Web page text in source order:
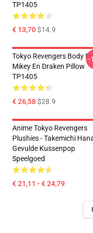
TP1405
€ 13,70$14.9
Tokyo Revengers Body
Mikey En Draken Pillow
TP1405
€ 26,58$28.9
-
Anime Tokyo Revengers
Plushies - Takemichi
Gevulde Kussenpop
Speelgoed
€ 21,11 - € 24,79